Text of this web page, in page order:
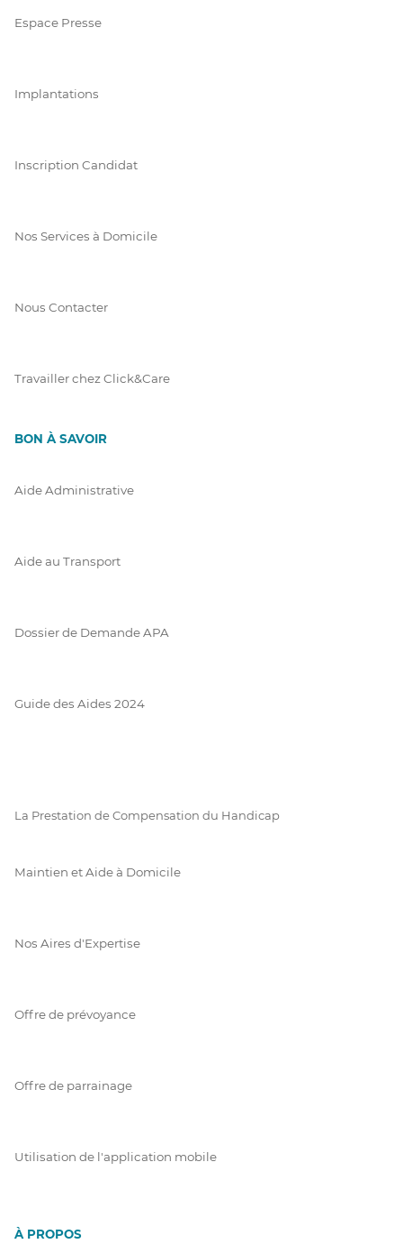
Espace Presse
Implantations
Inscription Candidat
Nos Services à Domicile
Nous Contacter
Travailler chez Click&Care
BON À SAVOIR
Aide Administrative
Aide au Transport
Dossier de Demande APA
Guide des Aides 2024
La Prestation de Compensation du Handicap
Maintien et Aide à Domicile
Nos Aires d'Expertise
Offre de prévoyance
Offre de parrainage
Utilisation de l'application mobile
À PROPOS